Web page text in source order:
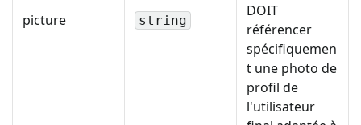
picture string
DOIT
référencer
spécifiquemen
t une photo de
profil de
l'utilisateur